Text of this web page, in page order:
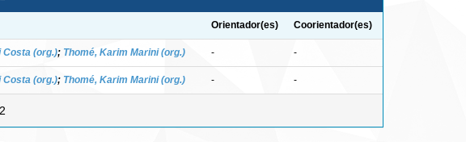
Orientador(es) Coorientador(es)
Costa (org.); Thomé, Karim Marini (org.) - -
Costa (org.); Thomé, Karim Marini (org.) - -